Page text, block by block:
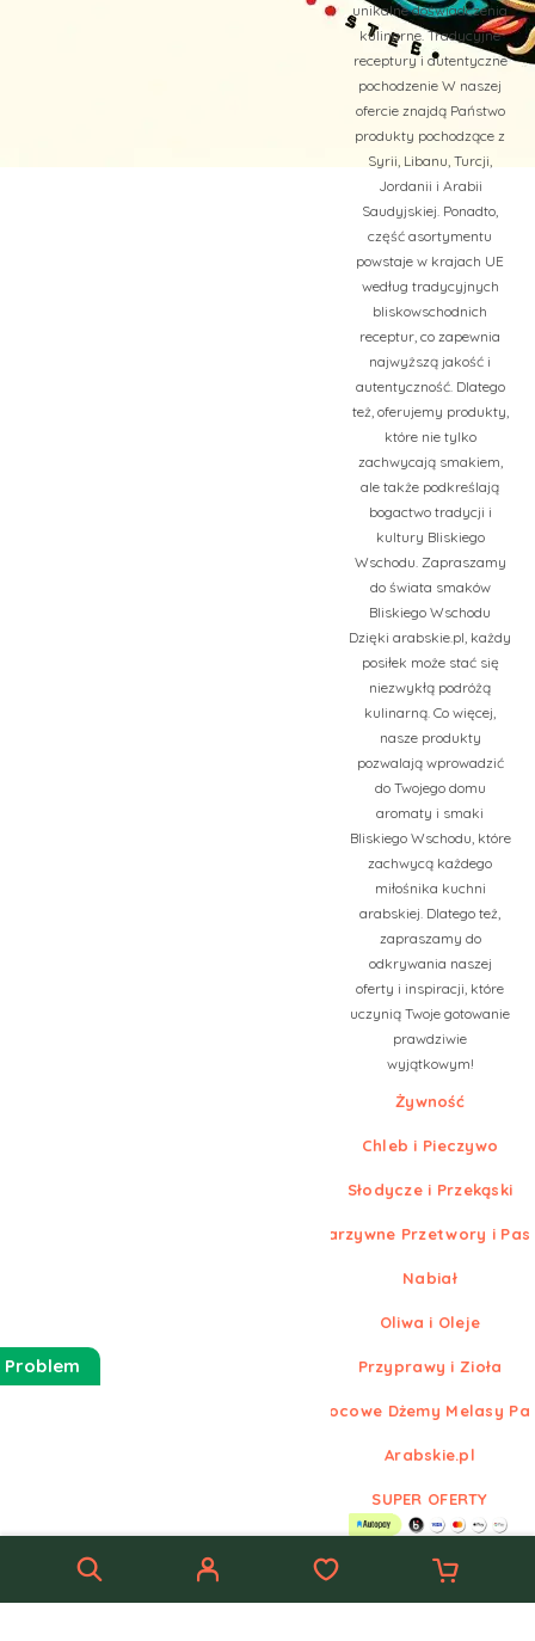
unikalne doświadczenia
kulinarne. Tradycyjne
receptury i autentyczne
pochodzenie W naszej
ofercie znajdą Państwo
produkty pochodzące z
Syrii, Libanu, Turcji,
Jordanii i Arabii
Saudyjskiej. Ponadto,
część asortymentu
powstaje w krajach UE
według tradycyjnych
bliskowschodnich
receptur, co zapewnia
najwyższą jakość i
autentyczność. Dlatego
też, oferujemy produkty,
które nie tylko
zachwycają smakiem,
ale także podkreślają
bogactwo tradycji i
kultury Bliskiego
Wschodu. Zapraszamy
do świata smaków
Bliskiego Wschodu
Dzięki arabskie.pl, każdy
posiłek może stać się
niezwykłą podróżą
kulinarną. Co więcej,
nasze produkty
pozwalają wprowadzić
do Twojego domu
aromaty i smaki
Bliskiego Wschodu, które
zachwycą każdego
miłośnika kuchni
arabskiej. Dlatego też,
zapraszamy do
odkrywania naszej
oferty i inspiracji, które
uczynią Twoje gotowanie
prawdziwie
wyjątkowym!
Żywność
Chleb i Pieczywo
Słodycze i Przekąski
Warzywne Przetwory i
Nabiał
Oliwa i Oleje
Przyprawy i Zioła
Owocowe Dżemy Melasy
Arabskie.pl
SUPER OFERTY
Arabskie.pl
Problem